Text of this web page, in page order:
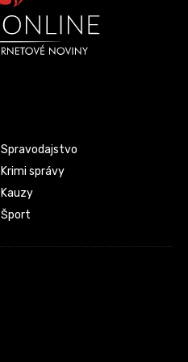
Spravodajstvo
Krimi správy
Kauzy
Šport